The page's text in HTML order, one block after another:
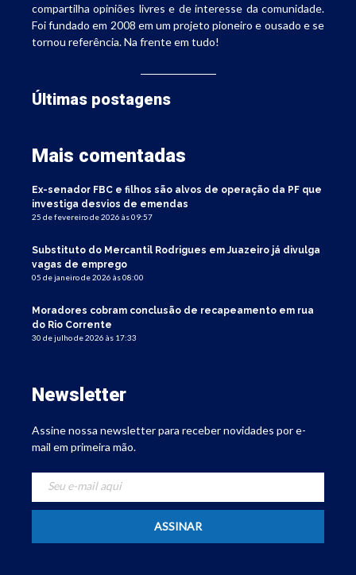
compartilha opiniões livres e de interesse da comunidade.
Foi fundado em 2008 em um projeto pioneiro e ousado e se
tornou referência. Na frente em tudo!
Últimas postagens
Mais comentadas
Ex-senador FBC e filhos são alvos de operação da PF que
investiga desvios de emendas
25 de fevereiro de 2026 às 09:57
Substituto do Mercantil Rodrigues em Juazeiro já divulga
vagas de emprego
05 de janeiro de 2026 às 08:00
Moradores cobram conclusão de recapeamento em rua
do Rio Corrente
30 de julho de 2026 às 17:33
Newsletter
Assine nossa newsletter para receber novidades por e-
mail em primeira mão.